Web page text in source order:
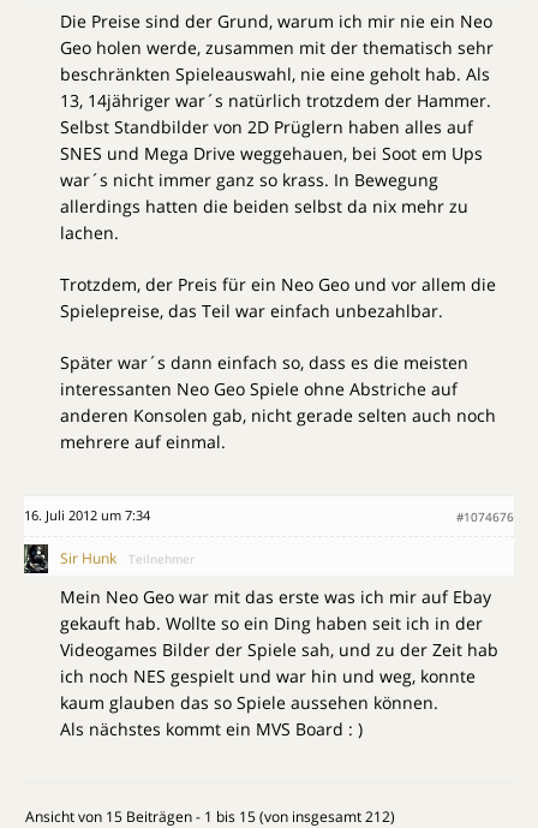
Die Preise sind der Grund, warum ich mir nie ein Neo
Geo holen werde, zusammen mit der thematisch sehr
beschränkten Spieleauswahl, nie eine geholt hab. Als
13, 14jähriger war´s natürlich trotzdem der Hammer.
Selbst Standbilder von 2D Prüglern haben alles auf
SNES und Mega Drive weggehauen, bei Soot em Ups
war´s nicht immer ganz so krass. In Bewegung
allerdings hatten die beiden selbst da nix mehr zu
lachen.
Trotzdem, der Preis für ein Neo Geo und vor allem die
Spielepreise, das Teil war einfach unbezahlbar.
Später war´s dann einfach so, dass es die meisten
interessanten Neo Geo Spiele ohne Abstriche auf
anderen Konsolen gab, nicht gerade selten auch noch
mehrere auf einmal.
16. Juli 2012 um 7:34 #1074676
Sir Hunk Teilnehmer
Mein Neo Geo war mit das erste was ich mir auf Ebay
gekauft hab. Wollte so ein Ding haben seit ich in der
Videogames Bilder der Spiele sah, und zu der Zeit hab
ich noch NES gespielt und war hin und weg, konnte
kaum glauben das so Spiele aussehen können.
Als nächstes kommt ein MVS Board : )
Ansicht von 15 Beiträgen - 1 bis 15 (von insgesamt 212)